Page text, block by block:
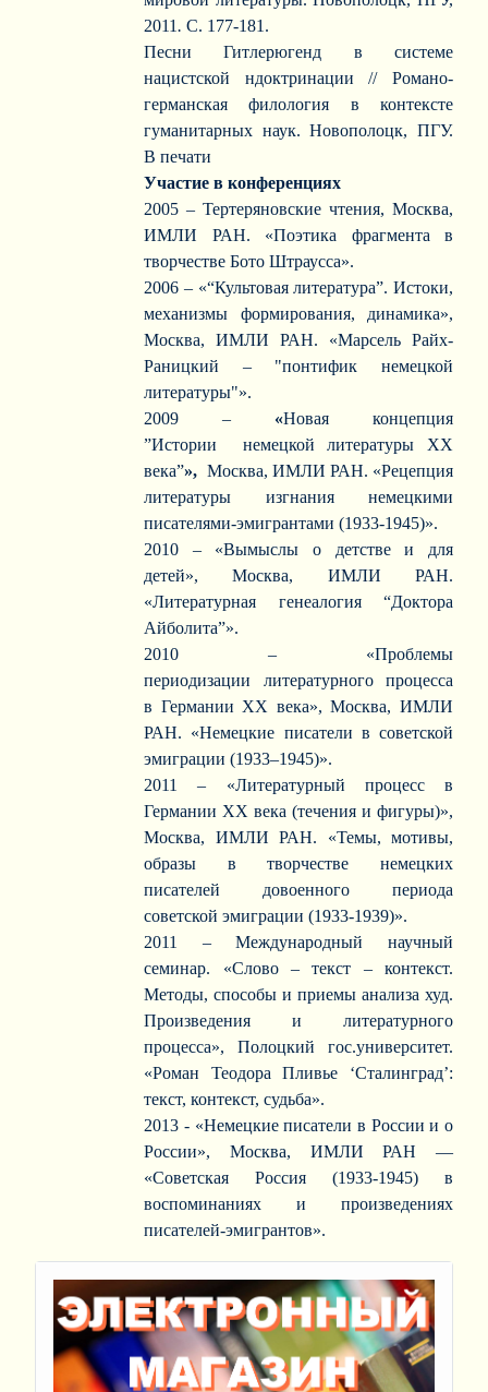
2011.С. 177-181.
Песни Гитлерюгенд в системе
нацистской ндоктринации // Романо-
германская филология в контексте
гуманитарных наук. Новополоцк, ПГУ.
В печати
Участие в конференциях
2005 – Тертеряновские чтения, Москва,
ИМЛИ РАН. «Поэтика фрагмента в
творчестве Бото Штраусса».
2006 – «“Культовая литература”. Истоки,
механизмы формирования, динамика»,
Москва, ИМЛИ РАН. «Марсель Райх-
Раницкий – "понтифик немецкой
литературы"».
2009 – «Новая концепция
”Истории немецкой литературы ХХ
века”», Москва, ИМЛИ РАН. «Рецепция
литературы изгнания немецкими
писателями-эмигрантами (1933-1945)».
2010 – «Вымыслы о детстве и для
детей», Москва, ИМЛИ РАН.
«Литературная генеалогия “Доктора
Айболита”».
2010 – «Проблемы
периодизации литературного процесса
в Германии XX века», Москва, ИМЛИ
РАН. «Немецкие писатели в советской
эмиграции (1933–1945)».
2011 – «Литературный процесс в
Германии ХХ века (течения и фигуры)»,
Москва, ИМЛИ РАН. «Темы, мотивы,
образы в творчестве немецких
писателей довоенного периода
советской эмиграции (1933-1939)».
2011
–Международный научный
семинар. «Слово – текст – контекст.
Методы, способы и приемы анализа худ.
Произведения и литературного
процесса», Полоцкий гос.университет.
«Роман Теодора Пливье ‘Сталинград’:
текст, контекст, судьба».
2013 - «Немецкие писатели в России и о
России», Москва, ИМЛИ РАН —
«Советская Россия (1933-1945) в
воспоминаниях и произведениях
писателей-эмигрантов».